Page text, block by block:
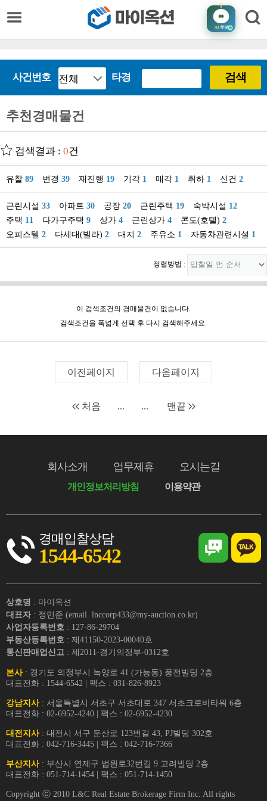
AI챗봇
사건번호 타경 검색
추천경매물건
검색결과 : 0건
유찰 89 변경 39 재진행 19 기각 1 매각 1 취하 1 신건 2
근린시설 33 아파트 30 공장 20 근린주택 19 숙박시설 12
주택 11 다가구주택 9 상가 4 근린상가 4 콘도(호텔) 2
오피스텔 2 다세대(빌라) 2 대지 2 주유소 1 자동차관련시설 1
정렬방법 :
이 검색조건의 경매물건이 없습니다.
검색조건을 폭넓게 선택 후 다시 검색해주세요.
이전페이지 다음페이지
처음 ... ... 맨끝
회사소개 업무제휴 오시는길
개인정보처리방침 이용약관
경매입찰상담
1544-6542
상호명 : 마이옥션
대표자 : 정민준 (email. lnccorp433@my-auction.co.kr)
사업자등록번호 : 127-86-29704
부동산등록번호 : 제41150-2023-00040호
통신판매업신고 : 제2011-경기의정부-0312호
본사: 경기도 의정부시 녹양로 41 (가능동) 풍전빌딩 2층
대표전화 : 1544-6542 | 팩스 : 031-826-8923
강남지사: 서울특별시 서초구 서초대로 347 서초크로바타워 6층
대표전화 : 02-6952-4240 | 팩스 : 02-6952-4230
대전지사: 대전시 서구 둔산로 123번길 43, PJ빌딩 302호
대표전화 : 042-716-3445 | 팩스 : 042-716-7366
부산지사: 부산시 연제구 법원로32번길 9 고려빌딩 2층
대표전화 : 051-714-1454 | 팩스 : 051-714-1450
Copyright ⓒ 2010 L&C Real Estate Brokerage Firm Inc. All rights